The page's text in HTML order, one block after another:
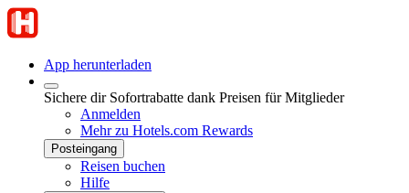
App herunterladen
Sichere dir Sofortrabatte dank Preisen für Mitglieder
Anmelden
Mehr zu Hotels.com Rewards
Posteingang
Reisen buchen
Hilfe